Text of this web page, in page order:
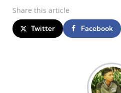
Share this article
Twitter Facebook